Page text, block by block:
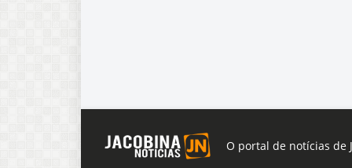
O portal de notícias de